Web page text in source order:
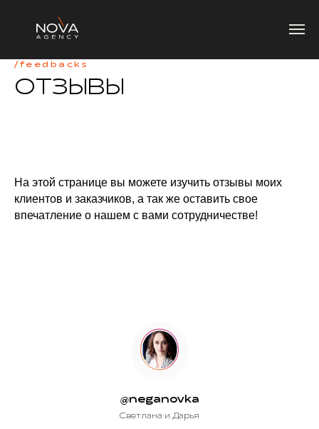
/feedbacks
ОТЗЫВЫ
На этой странице вы можете изучить отзывы моих
клиентов и заказчиков, а так же оставить свое
впечатление о нашем с вами сотрудничестве!
@neganovka
Светлана и Дарья